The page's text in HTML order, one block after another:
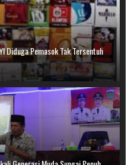
Diduga Pemasok Tak Tersentuh